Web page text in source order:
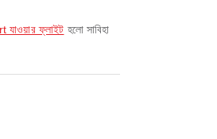
ফ্লাইট হলো সাবিহা